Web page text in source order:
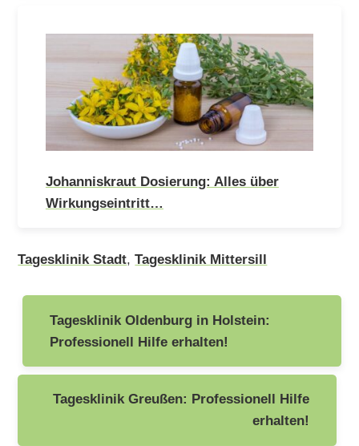
Johanniskraut Dosierung: Alles über
Wirkungseintritt…
Tagesklinik Stadt,Tagesklinik Mittersill
Beitragsnavigation
Tagesklinik Oldenburg in Holstein:
Professionell Hilfe erhalten!
Tagesklinik Greußen: Professionell Hilfe
erhalten!